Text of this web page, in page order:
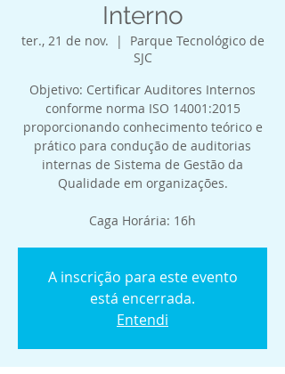
Interno
ter., 21 de nov.
  |
Parque Tecnológico de
SJC
Objetivo: Certificar Auditores Internos
conforme norma ISO 14001:2015
proporcionando conhecimento teórico e
prático para condução de auditorias
internas de Sistema de Gestão da
Qualidade em organizações.
Caga Horária: 16h
A inscrição para este evento
está encerrada.
Entendi